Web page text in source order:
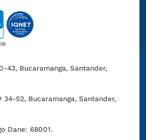
43, Bucaramanga, Santander,
34-52, Bucaramanga, Santander,
Dane: 68001.